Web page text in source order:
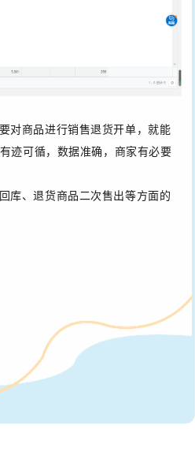
对商品进行销售退货开单，就能
迹可循，数据准确，商家有必要
库、退货商品二次售出等方面的